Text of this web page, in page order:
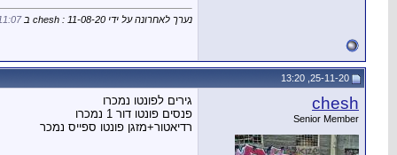
נערך לאחרונה על ידי chesh : 11-08-20 ב
chesh
Senior Member
גירים לפונטו נמכרו
פנסים פונטו דור 1 נמכרו
רדיאטור+מזגן פונטו ספייס נמכר